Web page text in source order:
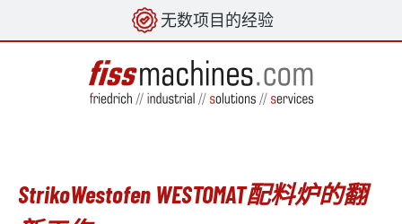
无数项目的经验
StrikoWestofen WESTOMAT配料炉的翻